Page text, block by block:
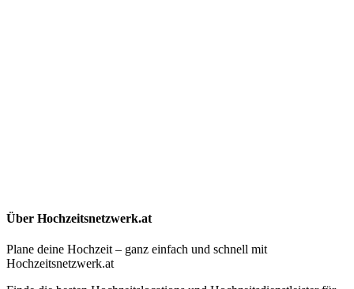
Über Hochzeitsnetzwerk.at
Plane deine Hochzeit – ganz einfach und schnell mit
Hochzeitsnetzwerk.at